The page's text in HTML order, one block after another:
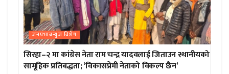
जनप्रभाबन्युज विशेष
सिरहा–२ मा कांग्रेस नेता राम चन्द्र यादवलाई जिताउन स्थानीयको
सामूहिक प्रतिबद्धता; ‘विकासप्रेमी नेताको विकल्प छैन’